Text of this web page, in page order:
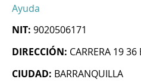
Ayuda
NIT: 9020506171
DIRECCIÓN: CARRERA 19 36
CIUDAD: BARRANQUILLA